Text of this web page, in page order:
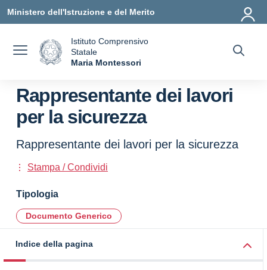
Ministero dell'Istruzione e del Merito
Istituto Comprensivo
Statale
Maria Montessori
Rappresentante dei lavori
per la sicurezza
Rappresentante dei lavori per la sicurezza
Stampa / Condividi
Tipologia
Documento Generico
Indice della pagina